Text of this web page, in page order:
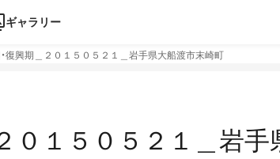
ギャラリー
復興期＿２０１５０５２１＿岩手県大船渡市末崎町
０１５０５２１＿岩